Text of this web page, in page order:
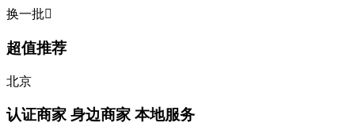
换一批
超值推荐
北京
认证商家 身边商家 本地服务